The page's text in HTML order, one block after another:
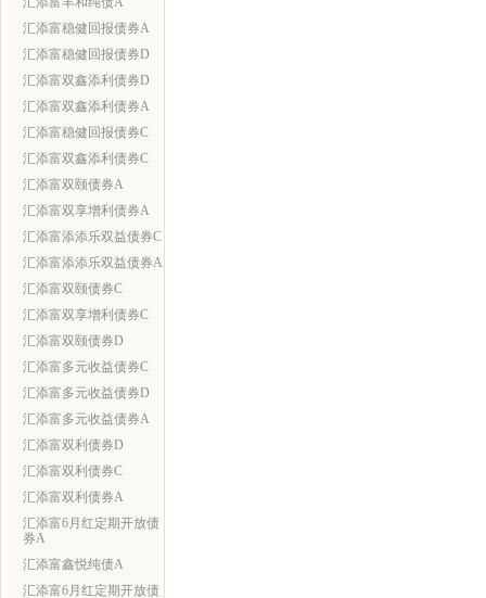
汇添富稳健回报债券A
汇添富稳健回报债券D
汇添富双鑫添利债券D
汇添富双鑫添利债券A
汇添富稳健回报债券C
汇添富双鑫添利债券C
汇添富双颐债券A
汇添富双享增利债券A
汇添富添添乐双益债券C
汇添富添添乐双益债券A
汇添富双颐债券C
汇添富双享增利债券C
汇添富双颐债券D
汇添富多元收益债券C
汇添富多元收益债券D
汇添富多元收益债券A
汇添富双利债券D
汇添富双利债券C
汇添富双利债券A
汇添富6月红定期开放债
券A
汇添富鑫悦纯债A
汇添富6月红定期开放债